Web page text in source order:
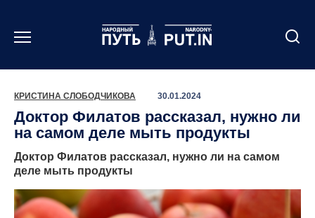
содержанию
КРИСТИНА СЛОБОДЧИКОВА 30.01.2024
Доктор Филатов рассказал, нужно ли
на самом деле мыть продукты
Доктор Филатов рассказал, нужно ли на самом
деле мыть продукты